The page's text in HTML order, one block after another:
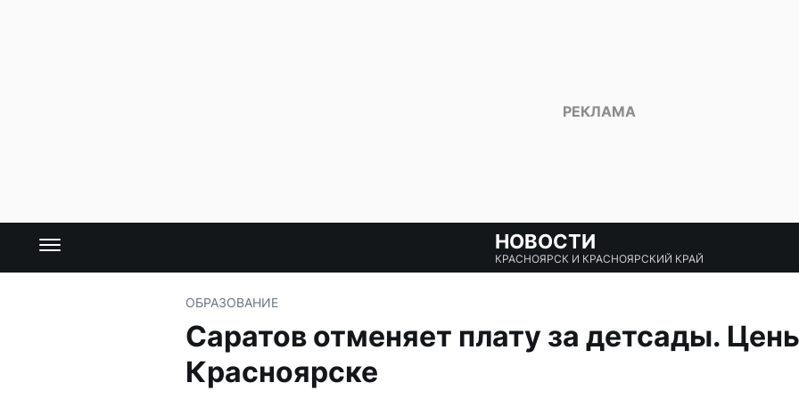
НОВОСТИ
КРАСНОЯРСК И КРАСНОЯРСКИЙ КРАЙ
ОБРАЗОВАНИЕ
Саратов отменяет плату за детсады.
Красноярске